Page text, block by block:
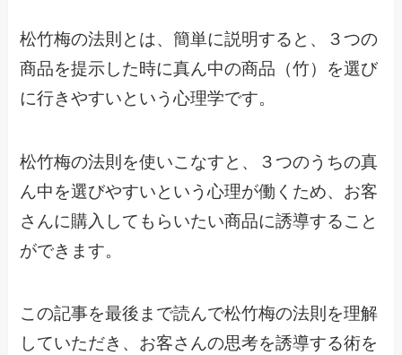
松竹梅の法則とは、簡単に説明すると、３つの
商品を提示した時に真ん中の商品（竹）を選び
に行きやすいという心理学です。
松竹梅の法則を使いこなすと、３つのうちの真
ん中を選びやすいという心理が働くため、お客
さんに購入してもらいたい商品に誘導すること
ができます。
この記事を最後まで読んで松竹梅の法則を理解
していただき、お客さんの思考を誘導する術を